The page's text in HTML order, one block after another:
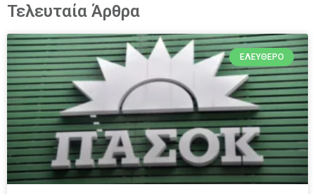
Τελευταία Άρθρα
ΕΛΕΎΘΕΡΟ